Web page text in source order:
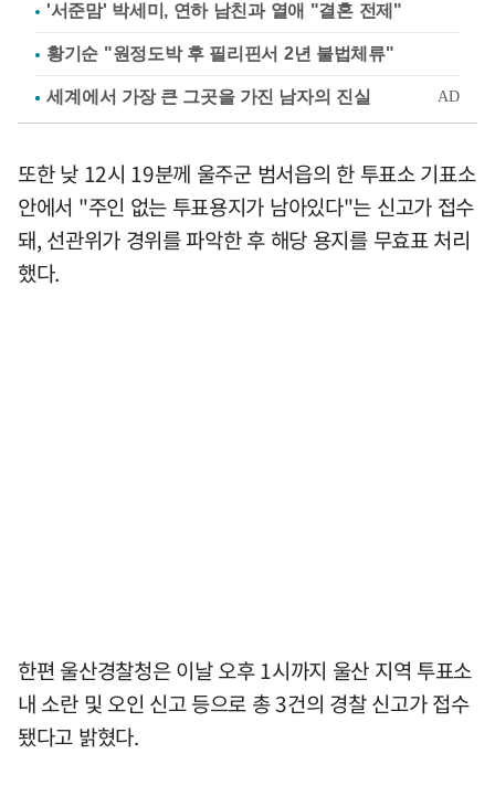
'서준맘' 박세미, 연하 남친과 열애 "결혼 전제"
황기순 "원정도박 후 필리핀서 2년 불법체류"
또한 낮 12시 19분께 울주군 범서읍의 한 투표소 기표소
안에서 "주인 없는 투표용지가 남아있다"는 신고가 접수
돼, 선관위가 경위를 파악한 후 해당 용지를 무효표 처리
했다.
한편 울산경찰청은 이날 오후 1시까지 울산 지역 투표소
내 소란 및 오인 신고 등으로 총 3건의 경찰 신고가 접수
됐다고 밝혔다.